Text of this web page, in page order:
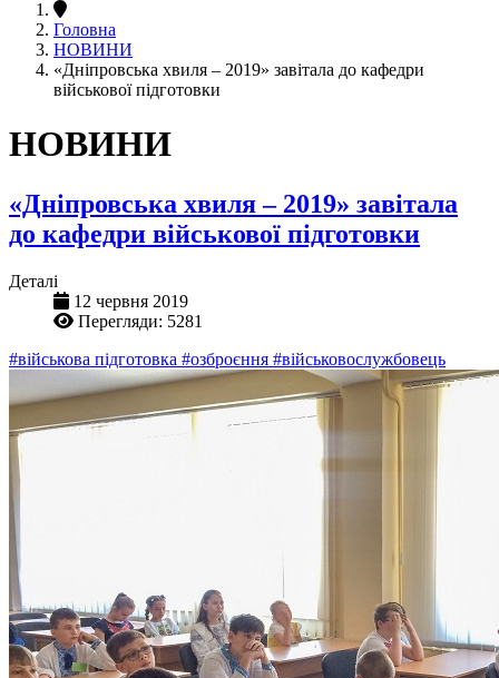
Головна
НОВИНИ
«Дніпровська хвиля – 2019» завітала до кафедри
військової підготовки
НОВИНИ
«Дніпровська хвиля – 2019» завітала
до кафедри військової підготовки
Деталі
12 червня 2019
Перегляди: 5281
#військова підготовка #озброєння #військовослужбовець